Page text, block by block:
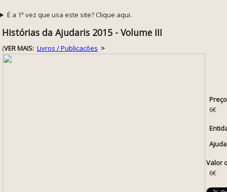
É a 1ª vez que usa este site? Clique aqui.
Histórias da Ajudaris 2015 - Volume III
(VER MAIS: Livros / Publicações >
6€
Valor
6€